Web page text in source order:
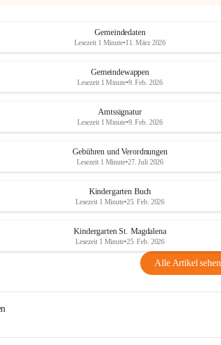
Gemeindedaten
Lesezeit 1 Minute•11. März 2026
Gemeindewappen
Lesezeit 1 Minute•9. Feb. 2026
Amtssignatur
Lesezeit 1 Minute•9. Feb. 2026
Gebühren und Verordnungen
Lesezeit 1 Minute•27. Juli 2026
Kindergarten Buch
Lesezeit 1 Minute•25. Feb. 2026
Kindergarten St. Magdalena
Lesezeit 1 Minute•25. Feb. 2026
Alle Artikel sehen